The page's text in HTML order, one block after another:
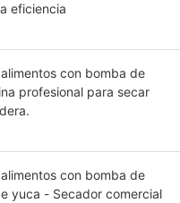
eficiencia
con bomba de
profesional para secar
con bomba de
yuca - Secador comercial